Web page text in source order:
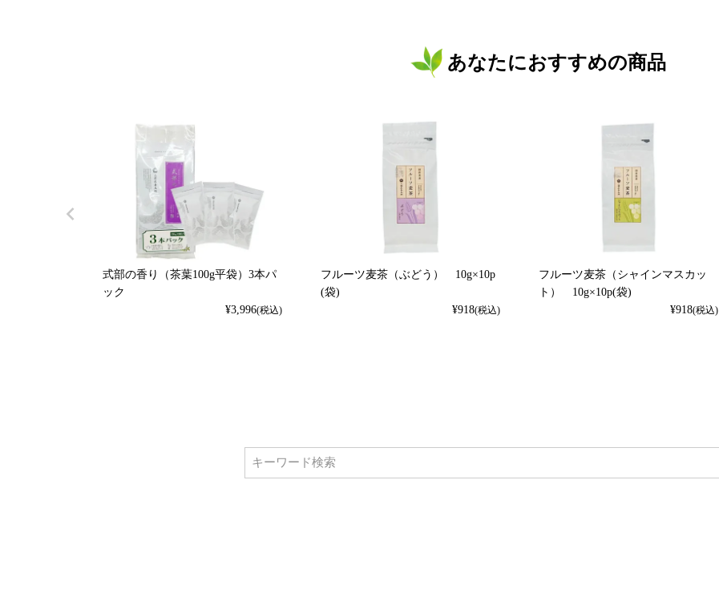
あなたにおすすめの商品
式部の香り（茶葉100g平袋）3本パ
ック
¥3,996(税込)
フルーツ麦茶（ぶどう） 10g×10p
(袋)
¥918(税込)
フルーツ麦茶（シャインマスカッ
ト） 10g×10p(袋)
¥918(税込)